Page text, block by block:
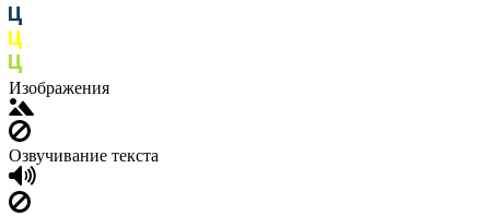
Изображения
Озвучивание текста